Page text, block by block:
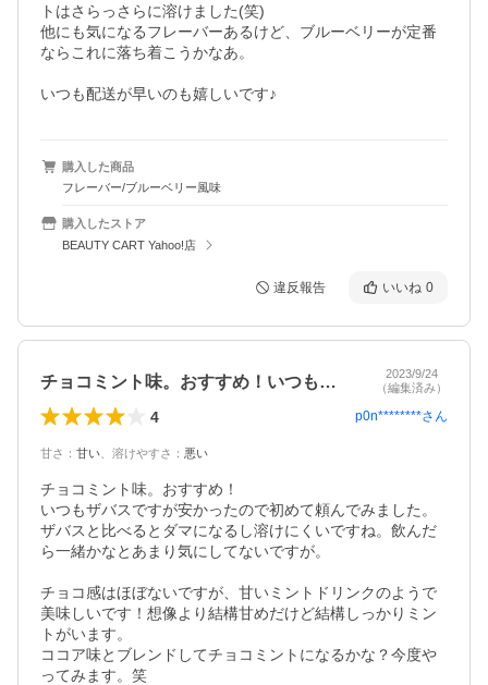
トはさらっさらに溶けました(笑)
他にも気になるフレーバーあるけど、ブルーベリーが定番
ならこれに落ち着こうかなあ。
いつも配送が早いのも嬉しいです♪
購入した商品
フレーバー/ブルーベリー風味
購入したストア
BEAUTY CART Yahoo!店
違反報告 いいね 0
チョコミント味。おすすめ！いつもザバス…
2023/9/24
（編集済み）
4 p0n********さん
甘さ ： 甘い 溶けやすさ ： 悪い
チョコミント味。おすすめ！
いつもザバスですが安かったので初めて頼んでみました。
ザバスと比べるとダマになるし溶けにくいですね。飲んだ
ら一緒かなとあまり気にしてないですが。
チョコ感はほぼないですが、甘いミントドリンクのようで
美味しいです！想像より結構甘めだけど結構しっかりミン
トがいます。
ココア味とブレンドしてチョコミントになるかな？今度や
ってみます。笑